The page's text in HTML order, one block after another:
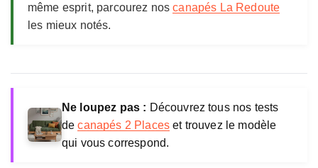
même esprit, parcourez noscanapés La Redoute
les mieux notés.
Ne loupez pas : Découvrez tous nos tests
decanapés 2 Places et trouvez le modèle
qui vous correspond.